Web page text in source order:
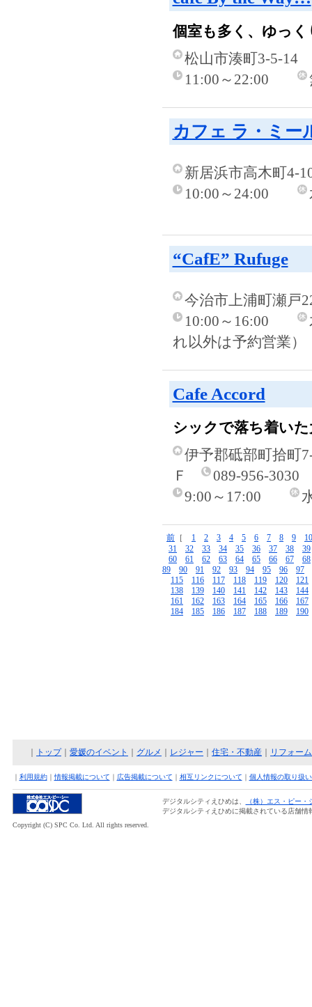
個室も多く、ゆっ
松山市湊町3-5-14
11:00～22:00
カフェ ラ・ミー
新居浜市高木町4-
10:00～24:00
“CafE” Rufuge
今治市上浦町瀬戸
10:00～16:00
れ以外は予約営業）
Cafe Accord
シックで落ち着い
伊予郡砥部町拾町
Ｆ
089-956-3030
9:00～17:00
前 ［ 1 2 3 4 5 6 7 8 9
10
31
32 33 34 35 36 37 38
39
60
61 62 63 64 65 66 67
68
89
90 91 92 93 94 95 96
97
115
116 117 118 119 120
121
138
139 140 141 142 143
144
161
162 163 164 165 166
167
184
185 186 187 188 189 190
トップ｜ 愛媛のイベント グルメ レジャー 住宅・不動産 リフォー
｜ 利用規約｜ 情報掲載について ｜ 広告掲載について ｜ 相互リンクについて ｜ 個人情報の取り扱
デジタルシティえひめは、
（株）エス・ピー・
デジタルシティえひめに掲載されている店舗
Copyright (C) SPC Co. Ltd. All rights reserved.